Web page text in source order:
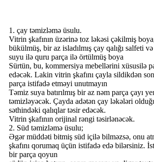
1. çay təmizləmə üsulu.
Vitrin şkafının üzərinə toz ləkəsi çəkilmiş
bükülmüş, bir az isladılmış çay qalığı salfeti
suyu ilə quru parça ilə örtülmüş boya
Sürtün, bu, kommersiya mebellərini xüsusilə
edəcək. Lakin vitrin şkafını çayla sildikdən
parça istifadə etməyi unutmayın
Təmiz suya batırılmış bir az nəm parça çayı
təmizləyəcək. Çayda adətən çay ləkələri
səthindəki qalıqlar təsir edəcək.
Vitrin şkafının orijinal rəngi təsirlənəcək.
2. Süd təmizləmə üsulu;
Əgər müddəti bitmiş süd içilə bilməzsə, onu
şkafını qorumaq üçün istifadə edə bilərsiniz.
bir parça qoyun